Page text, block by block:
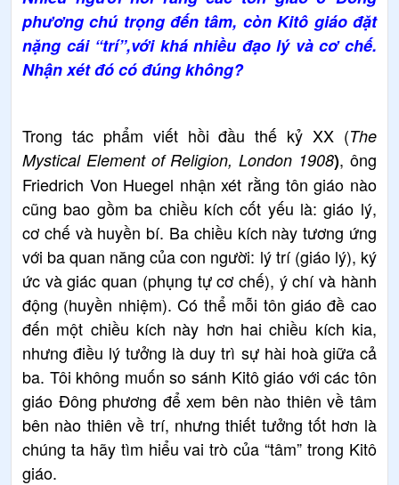
phương chú trọng đến tâm, còn Kitô giáo đặt
nặng cái “trí”,với khá nhiều đạo lý và cơ chế.
Nhận xét đó có đúng không?
Trong tác phẩm viết hồi đầu thế kỷ XX (The
Mystical Element of Religion, London 1908), ông
Friedrich Von Huegel nhận xét rằng tôn giáo nào
cũng bao gồm ba chiều kích cốt yếu là: giáo lý,
cơ chế và huyền bí. Ba chiều kích này tương ứng
với ba quan năng của con người: lý trí (giáo lý), ký
ức và giác quan (phụng tự cơ chế), ý chí và hành
động (huyền nhiệm). Có thể mỗi tôn giáo đề cao
đến một chiều kích này hơn hai chiều kích kia,
nhưng điều lý tưởng là duy trì sự hài hoà giữa cả
ba. Tôi không muốn so sánh Kitô giáo với các tôn
giáo Đông phương để xem bên nào thiên về tâm
bên nào thiên về trí, nhưng thiết tưởng tốt hơn là
chúng ta hãy tìm hiểu vai trò của “tâm” trong Kitô
giáo.